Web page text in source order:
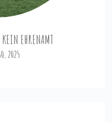
EHRENAMT
2025